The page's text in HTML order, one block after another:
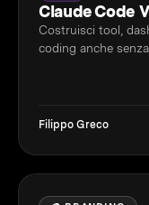
Claude Code
Costruisci tool,
coding anche
Filippo Greco